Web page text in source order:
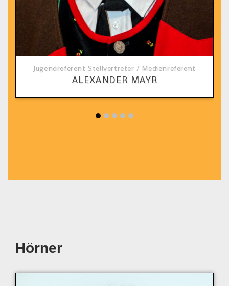
Jugendreferent Stellvertreter / Medienreferent
ALEXANDER MAYR
Hörner